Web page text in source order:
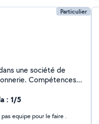
Particulier
une société de
:
ou balayé) -
(piscine, talus,
: 1/5
qui il ne se intéressé pas ou pas equipe pour le faire .